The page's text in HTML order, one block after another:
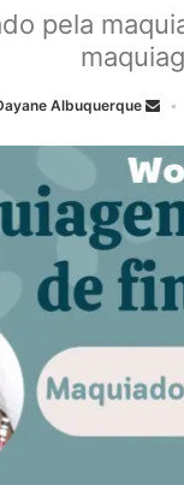
pela
Albuquerque